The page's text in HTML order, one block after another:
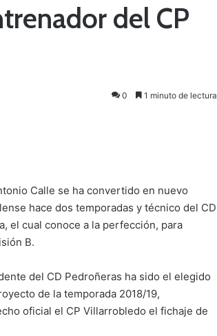
del CP
0 1 minuto de lectura
Calle se ha convertido en nuevo
hace dos temporadas y técnico del CD
el cual conoce a la perfección, para
B.
del CD Pedroñeras ha sido el elegido
de la temporada 2018/19,
oficial el CP Villarrobledo el fichaje de